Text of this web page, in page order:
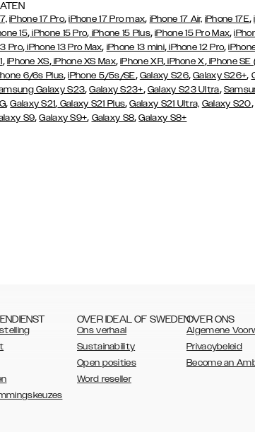
iPhone 17 Pro,iPhone 17 Pro max, iPhone 17 Air, iPhone 17E,
15, iPhone 15 Pro, iPhone 15 Plus,iPhone 15 Pro Max,
Pro, iPhone 13 Pro Max, iPhone 13 mini,iPhone 12 Pro,
, iPhone XS,iPhone XS Max,iPhone XR,iPhone X,iPhone
6/6s Plus,iPhone 5/5s/SE, Galaxy S26,Galaxy S26+,
Galaxy S23,Galaxy S23+, Galaxy S23 Ultra,
,Galaxy S21, Galaxy S21 Plus,Galaxy S21 Ultra, Galaxy S20,
S9,Galaxy S9+, Galaxy S8,Galaxy S8+
OVER IDEAL OF SWEDEN
Ons verhaal
Sustainability
Open posities
Word reseller
OVER ONS
Algemene
Privacybeleid
Become an
AUSTRALIA